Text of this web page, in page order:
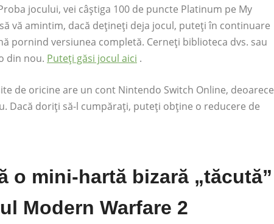
jocului, vei câștiga 100 de puncte Platinum pe My
vă amintim, dacă dețineți deja jocul, puteți în continuare
pornind versiunea completă. Cerneți biblioteca dvs. sau
din nou. Puteți găsi jocul aici .
de oricine are un cont Nintendo Switch Online, deoarece
Dacă doriți să-l cumpărați, puteți obține o reducere de
o mini-hartă bizară „tăcută”
Modern Warfare 2